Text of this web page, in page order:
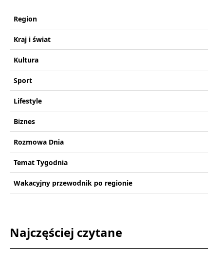
Region
Kraj i świat
Kultura
Sport
Lifestyle
Biznes
Rozmowa Dnia
Temat Tygodnia
Wakacyjny przewodnik po regionie
Najczęściej czytane